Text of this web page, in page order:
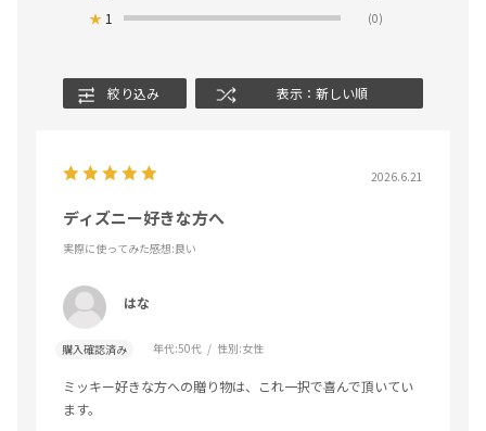
★ 1 (0)
絞り込み 表示：新しい順
2026.6.21
ディズニー好きな方へ
実際に使ってみた感想:良い
はな
購入確認済み 年代:50代 性別:女性
ミッキー好きな方への贈り物は、これ一択で喜んで頂いてい
ます。